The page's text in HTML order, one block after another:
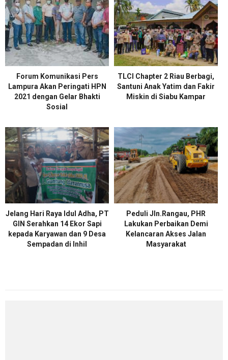
Forum Komunikasi Pers
Lampura Akan Peringati HPN
2021 dengan Gelar Bhakti
Sosial
TLCI Chapter 2 Riau Berbagi,
Santuni Anak Yatim dan Fakir
Miskin di Siabu Kampar
Jelang Hari Raya Idul Adha, PT
GIN Serahkan 14 Ekor Sapi
kepada Karyawan dan 9 Desa
Sempadan di Inhil
Peduli Jln.Rangau, PHR
Lakukan Perbaikan Demi
Kelancaran Akses Jalan
Masyarakat